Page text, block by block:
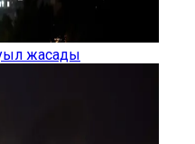
жасады